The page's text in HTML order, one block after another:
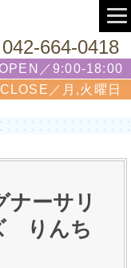
042-664-0418
／9:00-18:00
CLOSE／月,火曜日
ナーサリ
りんち